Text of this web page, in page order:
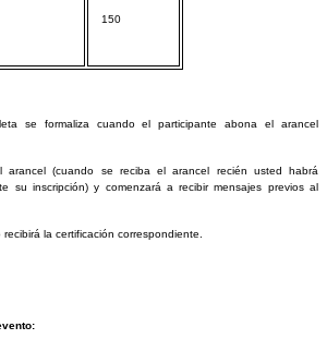
150
se formaliza cuando el participante abona el arancel
arancel (cuando se reciba el arancel recién usted habrá
su inscripción) y comenzará a recibir mensajes previos al
la certificación correspondiente.